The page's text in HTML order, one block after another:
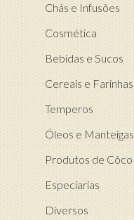
Chás e Infusões
Cosmética
Bebidas e Sucos
Cereais e Farinhas
Temperos
Óleos e Manteigas
Produtos de Côco
Especiarias
Diversos